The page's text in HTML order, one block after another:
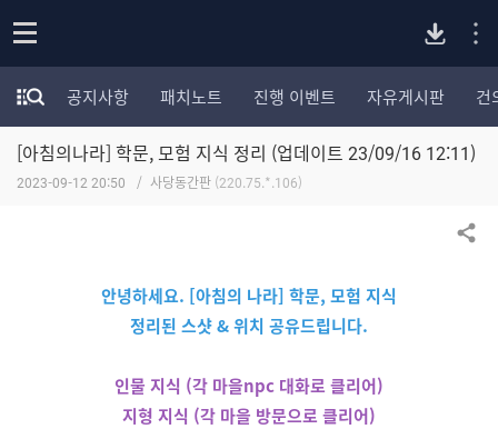
p
e
n
모
험
가
포
공지사항 패치노트 진행 이벤트 자유게시판 건
[아침의나라] 학문, 모험 지식 정리 (업데이트 23/09/16 12:11)
2023-09-12 20:50 사당동간판 (220.75.*.106)
공유하기
안녕하세요. [아침의 나라] 학문, 모험 지식
정리된 스샷 & 위치 공유드립니다.
인물 지식 (각 마을npc 대화로 클리어)
지형 지식 (각 마을 방문으로 클리어)